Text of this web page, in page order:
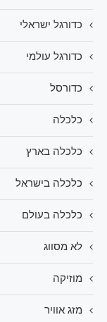
כדורגל ישראלי
כדורגל עולמי
כדורסל
כלכלה
כלכלה בארץ
כלכלה בישראל
כלכלה בעולם
לא מסווג
מוזיקה
מזג אוויר